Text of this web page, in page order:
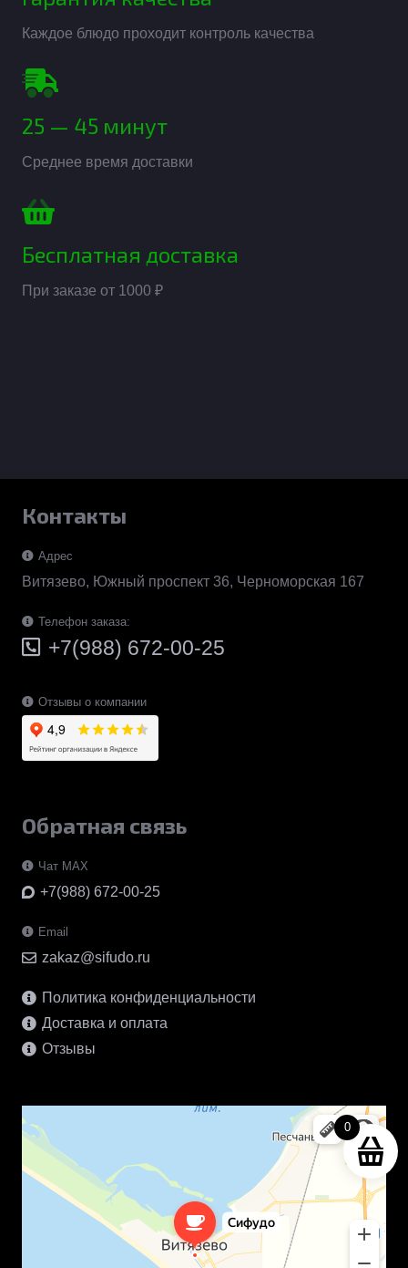
0
Каждое блюдо проходит контроль качества
25 — 45 минут
Среднее время доставки
Бесплатная доставка
При заказе от 1000 ₽
Контакты
Адрес
Витязево, Южный проспект 36, Черноморская 167
Телефон заказа:
+7(988) 672-00-25
Отзывы о компании
Обратная связь
Чат MAX
+7(988) 672-00-25
Email
zakaz@sifudo.ru
Политика конфиденциальности
Доставка и оплата
Отзывы